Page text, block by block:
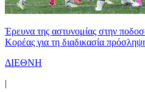
Έρευνα της αστυνομίας στην
Κορέας για τη διαδικασία
ΔΙΕΘΝΗ
|